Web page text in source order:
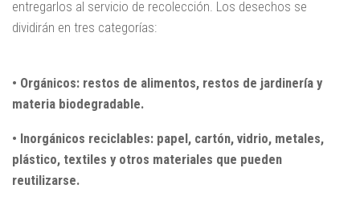
entregarlos al servicio de recolección. Los desechos se
dividirán en tres categorías:
• Orgánicos: restos de alimentos, restos de jardinería y
materia biodegradable.
• Inorgánicos reciclables: papel, cartón, vidrio, metales,
plástico, textiles y otros materiales que pueden
reutilizarse.